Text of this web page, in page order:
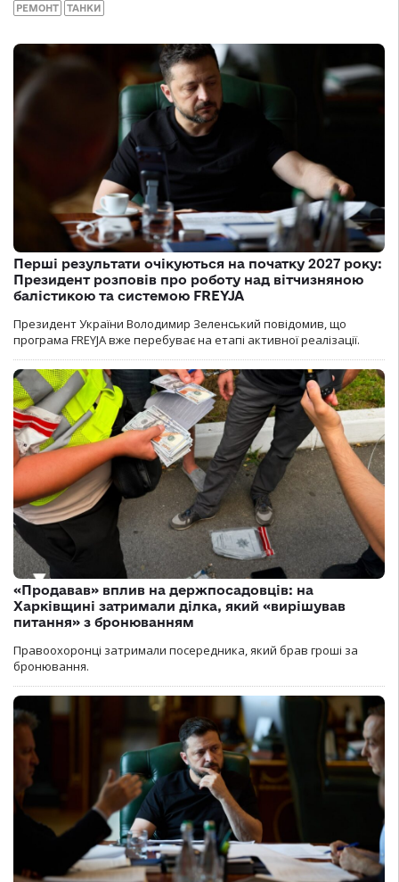
РЕМОНТ ТАНКИ
Перші результати очікуються на початку 2027 року:
Президент розповів про роботу над вітчизняною
балістикою та системою FREYJA
Президент України Володимир Зеленський повідомив, що
програма FREYJA вже перебуває на етапі активної реалізації.
«Продавав» вплив на держпосадовців: на
Харківщині затримали ділка, який «вирішував
питання» з бронюванням
Правоохоронці затримали посередника, який брав гроші за
бронювання.